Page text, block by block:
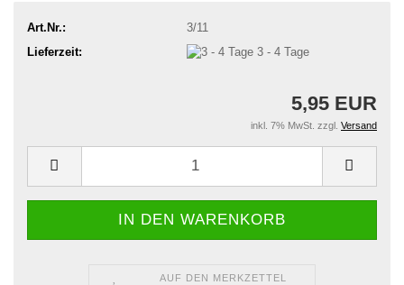
Art.Nr.:
3/11
Lieferzeit:
3 - 4 Tage
5,95 EUR
inkl. 7% MwSt. zzgl. Versand
AUF DEN MERKZETTEL